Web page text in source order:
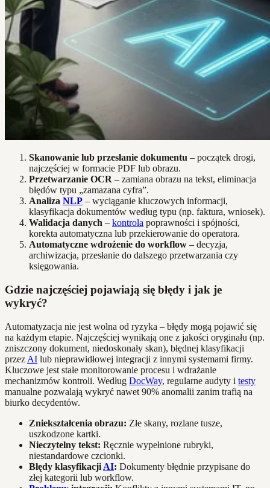
Skanowanie lub przesłanie dokumentu – początek drogi,
najczęściej w formacie PDF lub obrazu.
Przetwarzanie OCR – zamiana obrazu na tekst, eliminacja
błędów typu „zamazana cyfra”.
Analiza NLP – wyciąganie kluczowych informacji,
klasyfikacja dokumentów według typu (np. faktura, wniosek).
Walidacja danych – kontrola poprawności i spójności,
korekta automatyczna lub przekierowanie do operatora.
Automatyczne wdrożenie do workflow – decyzja,
archiwizacja, przesłanie do dalszego przetwarzania czy
księgowania.
Gdzie najczęściej pojawiają się błędy i jak je
wykryć?
Automatyzacja nie jest wolna od ryzyka – błędy mogą pojawić się
na każdym etapie. Najczęściej wynikają one z jakości oryginału (np.
zniszczony dokument, niedoskonały skan), błędnej klasyfikacji
przez AI lub nieprawidłowej integracji z innymi systemami firmy.
Kluczowe jest stałe monitorowanie procesu i wdrażanie
mechanizmów kontroli. Według DocWay, regularne audyty i testy
manualne pozwalają wykryć nawet 90% anomalii zanim trafią na
biurko decydentów.
Zniekształcenia obrazu: Złe skany, rozlane tusze,
uszkodzone kartki.
Nieczytelny tekst: Ręcznie wypełnione rubryki,
niestandardowe czcionki.
Błędy klasyfikacji AI: Dokumenty błędnie przypisane do
złej kategorii lub workflow.